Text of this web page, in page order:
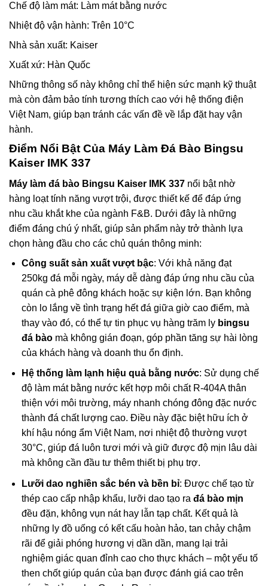
Chế độ làm mát: Làm mát bằng nước
Nhiệt độ vận hành: Trên 10°C
Nhà sản xuất: Kaiser
Xuất xứ: Hàn Quốc
Những thông số này không chỉ thể hiện sức mạnh kỹ thuật
mà còn đảm bảo tính tương thích cao với hệ thống điện
Việt Nam, giúp bạn tránh các vấn đề về lắp đặt hay vận
hành.
Điểm Nổi Bật Của Máy Làm Đá Bào Bingsu
Kaiser IMK 337
Máy làm đá bào Bingsu Kaiser IMK 337 nổi bật nhờ
hàng loạt tính năng vượt trội, được thiết kế để đáp ứng
nhu cầu khắt khe của ngành F&B. Dưới đây là những
điểm đáng chú ý nhất, giúp sản phẩm này trở thành lựa
chọn hàng đầu cho các chủ quán thông minh:
Công suất sản xuất vượt bậc: Với khả năng đạt
250kg đá mỗi ngày, máy dễ dàng đáp ứng nhu cầu của
quán cà phê đông khách hoặc sự kiện lớn. Bạn không
còn lo lắng về tình trạng hết đá giữa giờ cao điểm, mà
thay vào đó, có thể tự tin phục vụ hàng trăm ly bingsu
đá bàomà không gián đoạn, góp phần tăng sự hài lòng
của khách hàng và doanh thu ổn định.
Hệ thống làm lạnh hiệu quả bằng nước: Sử dụng chế
độ làm mát bằng nước kết hợp môi chất R-404A thân
thiện với môi trường, máy nhanh chóng đông đặc nước
thành đá chất lượng cao. Điều này đặc biệt hữu ích ở
khí hậu nóng ẩm Việt Nam, nơi nhiệt độ thường vượt
30°C, giúp đá luôn tươi mới và giữ được độ mịn lâu dài
mà không cần đầu tư thêm thiết bị phụ trợ.
Lưỡi dao nghiền sắc bén và bền bỉ: Được chế tạo từ
thép cao cấp nhập khẩu, lưỡi dao tạo ra đá bào mịn
đều đặn, không vụn nát hay lẫn tạp chất. Kết quả là
những ly đồ uống có kết cấu hoàn hảo, tan chảy chậm
rãi để giải phóng hương vị dần dần, mang lại trải
nghiệm giác quan đỉnh cao cho thực khách – một yếu tố
then chốt giúp quán của bạn được đánh giá cao trên